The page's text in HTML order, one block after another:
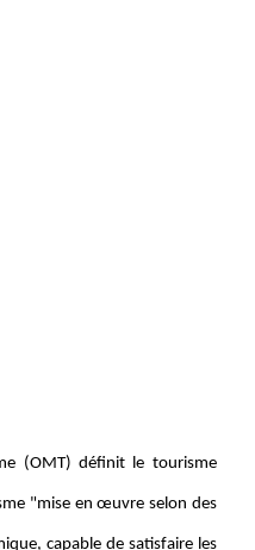
(OMT) définit le tourisme
"mise en œuvre selon des
capable de satisfaire les